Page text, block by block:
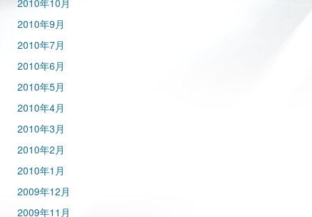
2010年10月
2010年9月
2010年7月
2010年6月
2010年5月
2010年4月
2010年3月
2010年2月
2010年1月
2009年12月
2009年11月